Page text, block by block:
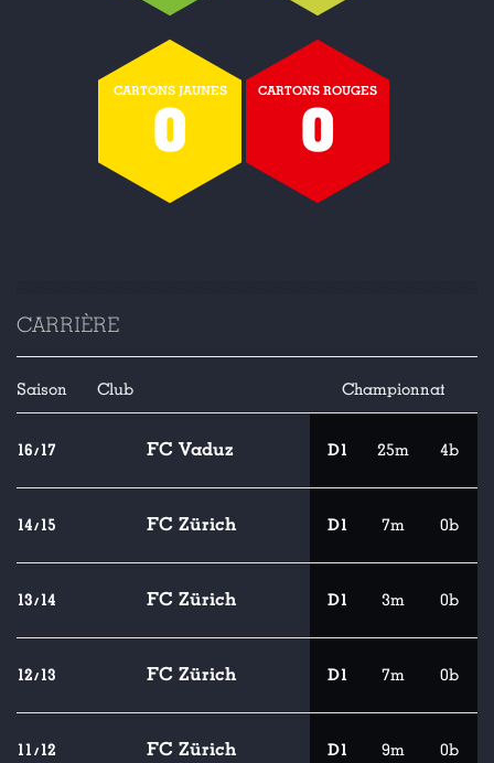
CARTONS JAUNES
0
CARTONS ROUGES
0
CARRIÈRE
Saison Club Championnat
16/17 FC Vaduz D1 25m 4b
14/15 FC Zürich D1 7m 0b
13/14 FC Zürich D1 3m 0b
12/13 FC Zürich D1 7m 0b
11/12 FC Zürich D1 9m 0b